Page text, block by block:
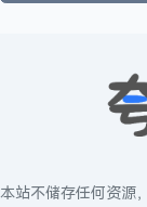
本站不储存任何资源